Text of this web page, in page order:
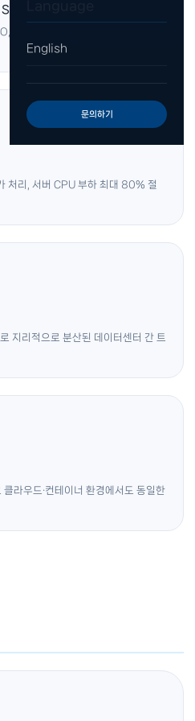
English
문의하기
ZTNA 접근 제어를 통합한 접근 관
처리, 서버 CPU 부하 최대 80% 절
지리적으로 분산된 데이터센터 간 트
라우드·컨테이너 환경에서도 동일한